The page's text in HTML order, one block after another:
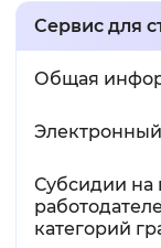
Сервис для
Общая
Субсидии на
категорий